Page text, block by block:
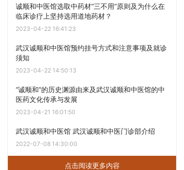
诚顺和中医馆选取中药材“三不用”原则及为什么在
临床诊疗上坚持选用道地药材？
2023-04-22 16:41:23
武汉诚顺和中医馆预约挂号方式和注意事项及就诊
须知
2023-04-22 14:50:13
“诚顺和”的历史渊源由来及武汉诚顺和中医馆的中
医药文化传承与发展
2023-04-21 16:01:50
武汉诚顺和中医馆 武汉诚顺和中医门诊部介绍
2022-07-08 14:30:00
点击阅读更多内容